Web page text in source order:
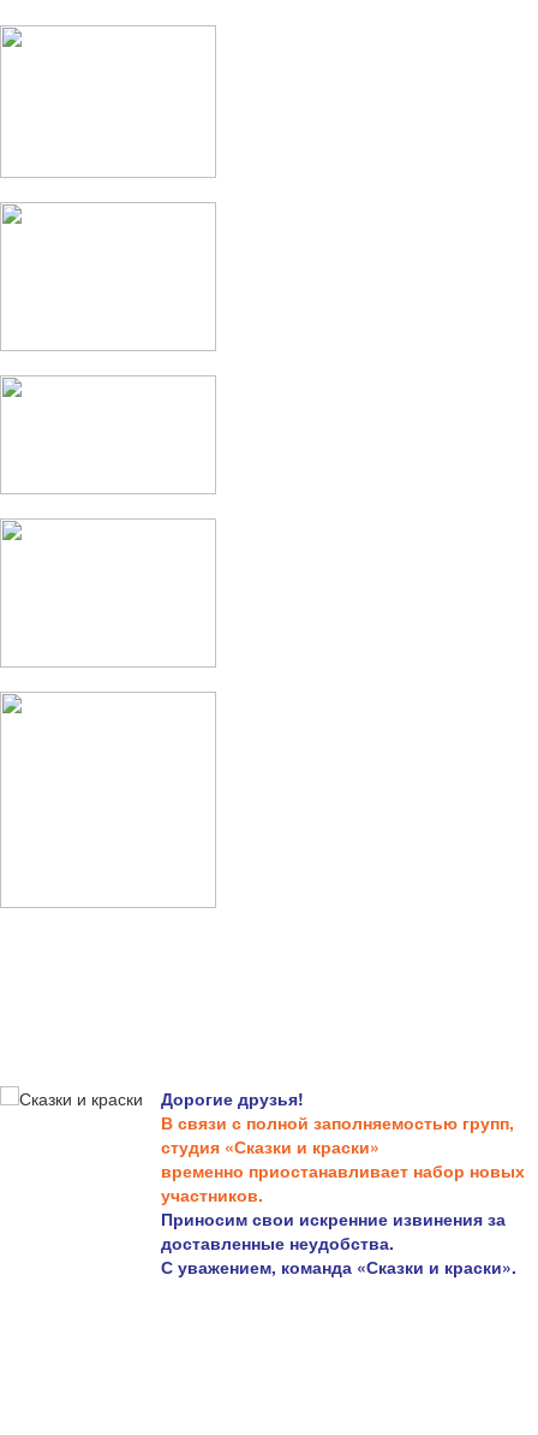
Дорогие друзья!
В связи с полной заполняемостью групп,
студия «Сказки и краски»
временно приостанавливает набор новых
участников.
Приносим свои искренние извинения за
доставленные неудобства.
С уважением, команда «Сказки и краски».